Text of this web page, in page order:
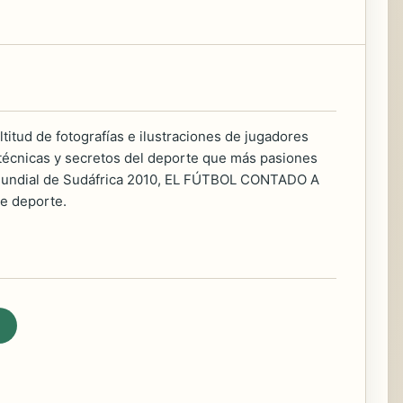
de fotografías e ilustraciones de jugadores
y secretos del deporte que más pasiones
de Sudáfrica 2010, EL FÚTBOL CONTADO A
deporte.